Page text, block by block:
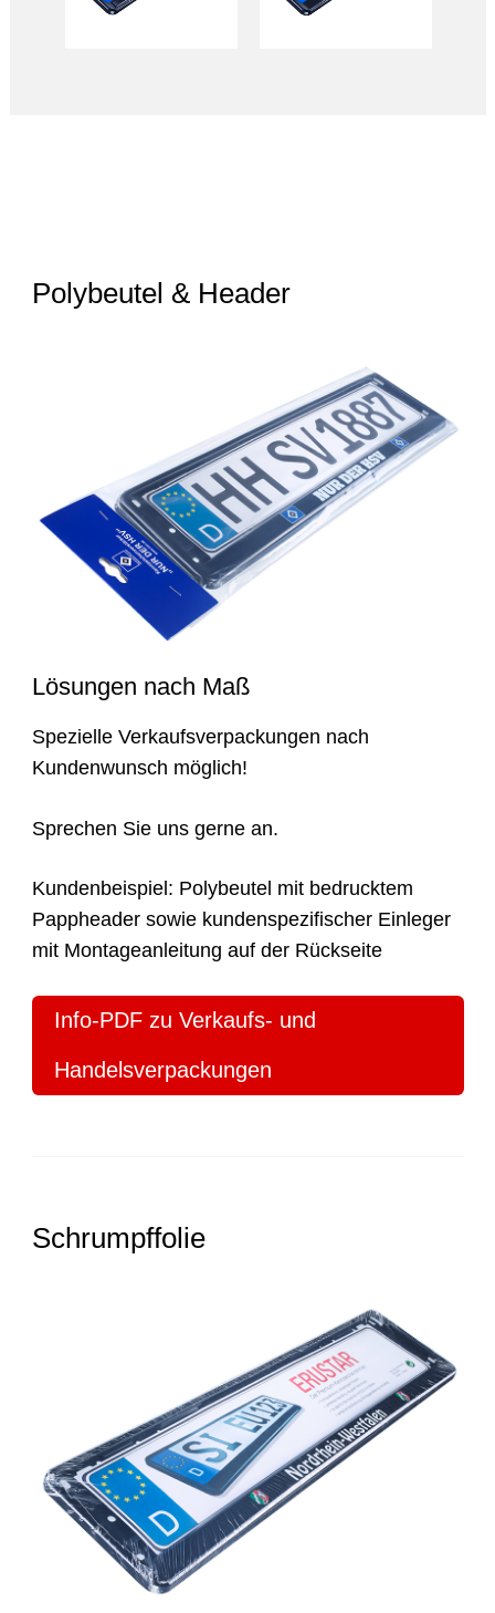
Polybeutel & Header
Lösungen nach Maß
Spezielle Verkaufsverpackungen nach
Kundenwunsch möglich!
Sprechen Sie uns gerne an.
Kundenbeispiel: Polybeutel mit bedrucktem
Pappheader sowie kundenspezifischer Einleger
mit Montageanleitung auf der Rückseite
Info-PDF zu Verkaufs- und
Handelsverpackungen
Schrumpffolie